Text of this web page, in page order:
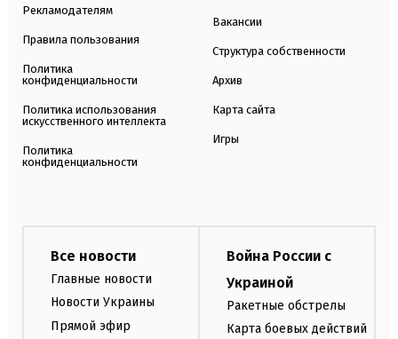
Рекламодателям
Правила пользования
Политика
конфиденциальности
Политика использования
искусственного интеллекта
Политика
конфиденциальности
Вакансии
Структура собственности
Архив
Карта сайта
Игры
Все новости
Главные новости
Новости Украины
Прямой эфир
Война России с
Украиной
Ракетные обстрелы
Карта боевых действий